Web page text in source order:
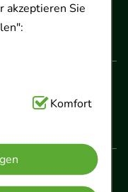
akzeptieren Sie
es sich um
unserer
auf diese nicht
Komfort